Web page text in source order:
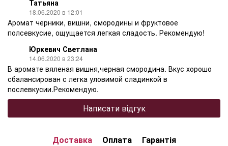
Татьяна
18.06.2020 в 12:01
Аромат черники, вишни, смородины и фруктовое
полсевкусие, ощущается легкая сладость. Рекомендую!
Юркевич Светлана
14.06.2020 в 23:24
В аромате вяленая вишня,черная смородина. Вкус хорошо
сбалансирован с легка уловимой сладинкой в
послевкусии.Рекомендую.
Написати відгук
Доставка Оплата Гарантія